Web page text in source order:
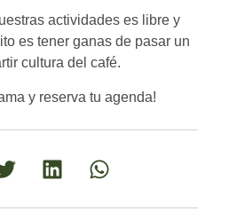
actividades es libre y
es tener ganas de pasar un
cultura del café.
y reserva tu agenda!